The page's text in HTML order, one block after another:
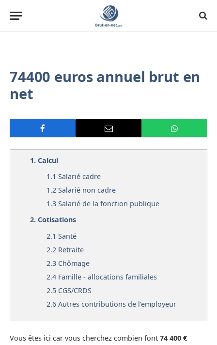
74400 euros annuel brut en
net
1. Calcul
1.1 Salarié cadre
1.2 Salarié non cadre
1.3 Salarié de la fonction publique
2. Cotisations
2.1 Santé
2.2 Retraite
2.3 Chômage
2.4 Famille - allocations familiales
2.5 CGS/CRDS
2.6 Autres contributions de l'employeur
Vous êtes ici car vous cherchez combien font 74 400 €